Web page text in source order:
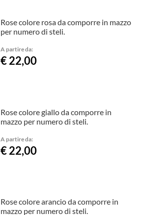
Rose colore rosa da comporre in mazzo
per numero di steli.
A partire da:
€ 22,00
Rose colore giallo da comporre in
mazzo per numero di steli.
A partire da:
€ 22,00
Rose colore arancio da comporre in
mazzo per numero di steli.